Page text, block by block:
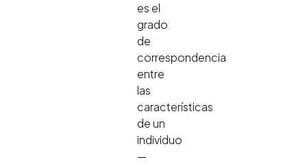
es el
grado
de
correspondencia
entre
las
características
de un
individuo
—